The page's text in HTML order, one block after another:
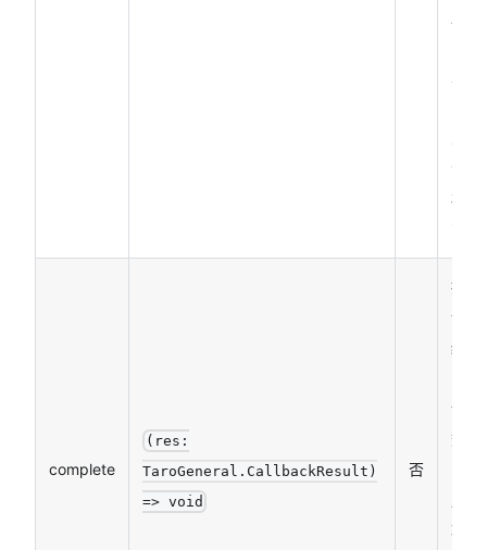
个模
板
complete
(res:
TaroGeneral.CallbackResult)
=> void
否
接口
调用
结束
调函
数
功、